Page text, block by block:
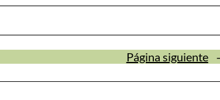
Página siguiente